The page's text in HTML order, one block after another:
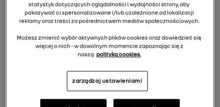
Cena rekomendowana: 296,00 zł
statystyk dotyczących oglądalności i wydajności strony, aby
pokazywać ci spersonalizowane i/lub uzależnione od lokalizacji
reklamy oraz treści za pośrednictwem mediów społecznościowych.
Możesz zmienić wybór aktywnych plików cookies oraz dowiedzieć się
więcej o nich - w dowolnym momencie zapoznając się z
naszą polityką cookies.
zarządzaj ustawieniami